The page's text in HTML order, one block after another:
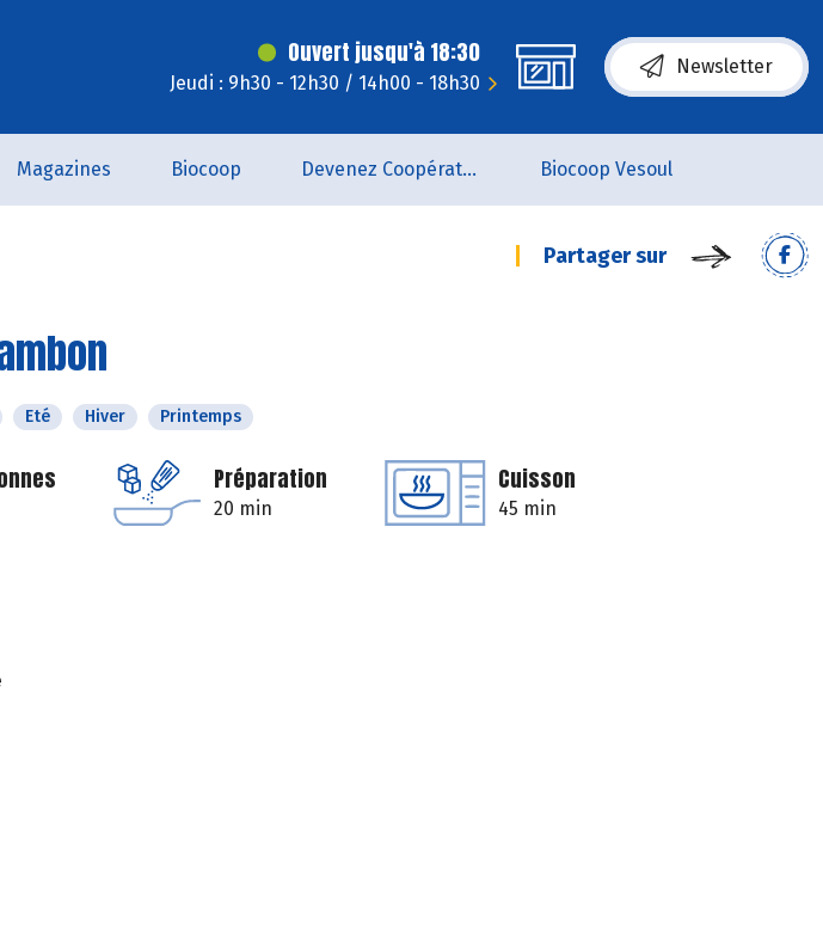
Ouvert jusqu'à 18:30
Jeudi : 9h30 - 12h30 / 14h00 - 18h30
Newsletter
Magazines Biocoop Devenez Coopérateur Biocoop Vesoul
Partager sur
Eté Hiver Printemps
Préparation
20 min
Cuisson
45 min